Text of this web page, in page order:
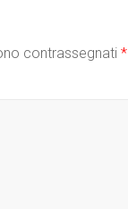
contrassegnati *